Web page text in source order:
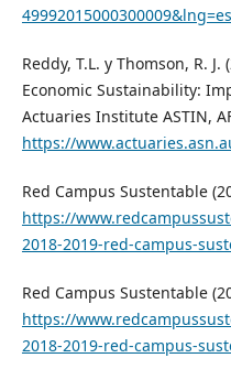
Reddy, T.L. y Thomson, R.
Economic Sustainability:
Actuaries Institute ASTIN,
https://
Red Campus Sustentable
https://
2018-2019-red-campus-
Red Campus Sustentable
https://
2018-2019-red-campus-